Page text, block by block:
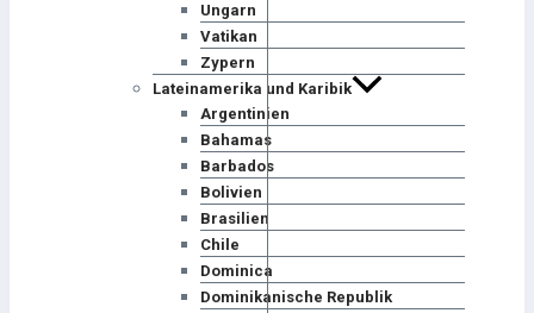
Ungarn
Vatikan
Zypern
Lateinamerika und Karibik
Argentinien
Bahamas
Barbados
Bolivien
Brasilien
Chile
Dominica
Dominikanische Republik